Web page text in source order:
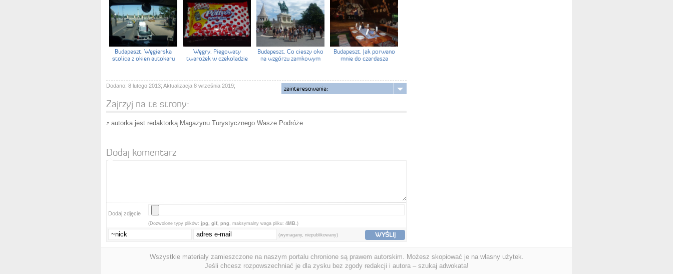
Budapeszt. Węgierska
stolica z okien autokaru
Węgry. Piegowaty
twarożek w czekoladzie
Budapeszt. Co cieszy oko
na wzgórzu zamkowym
Budapeszt. Jak porwano
mnie do czardasza
Dodano: 8 lutego 2013; Aktualizacja 8 września 2019; zainteresowania:
Zajrzyj na te strony:
autorka jest redaktorką Magazynu Turystycznego Wasze Podróże
Dodaj komentarz
Dodaj zdjęcie
(Dozwolone typy plików: jpg, gif, png , maksymalny waga pliku: 4MB. )
(wymagany, niepublikowany) WYŚLIJ
Wszystkie materiały zamieszczone na naszym portalu chronione są prawem autorskim. Możesz skopiować je na własny użytek.
Jeśli chcesz rozpowszechniać je dla zysku bez zgody redakcji i autora – szukaj adwokata!